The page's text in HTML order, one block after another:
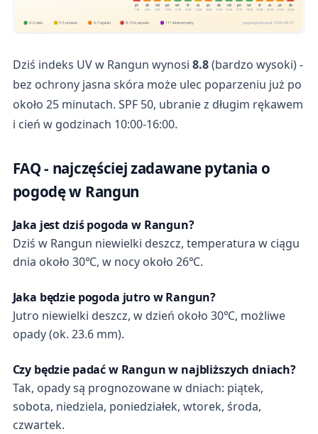
pt
7.08
sb
8.08
nd
9.08
pn
10.08
wt
11.08
śr
12.08
cz
13.08
pt
14.08
sb
15.08
nd
16.08
pn
17.08
wt
18.08
śr
19.08
cz
20.08
pt
21.08
sb
22.08
0-2 niski 3-5 umiark. 6-7 wysoki 8-10 b. wysoki 11+ ekstremalny pogodapodroze.pl · 2026-08-07
Dziś indeks UV w Rangun wynosi 8.8(bardzo wysoki) -
bez ochrony jasna skóra może ulec poparzeniu już po
około 25 minutach. SPF 50, ubranie z długim rękawem
i cień w godzinach 10:00-16:00.
FAQ - najczęściej zadawane pytania o
pogodę w Rangun
Jaka jest dziś pogoda w Rangun?
Dziś w Rangun niewielki deszcz, temperatura w ciągu
dnia około 30℃, w nocy około 26℃.
Jaka będzie pogoda jutro w Rangun?
Jutro niewielki deszcz, w dzień około 30℃, możliwe
opady (ok. 23.6 mm).
Czy będzie padać w Rangun w najbliższych dniach?
Tak, opady są prognozowane w dniach: piątek,
sobota, niedziela, poniedziałek, wtorek, środa,
czwartek.